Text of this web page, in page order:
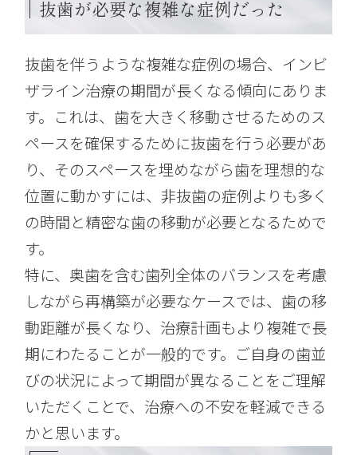
抜歯が必要な複雑な症例だった
抜歯を伴うような複雑な症例の場合、インビ
ザライン治療の期間が長くなる傾向にありま
す。これは、歯を大きく移動させるためのス
ペースを確保するために抜歯を行う必要があ
り、そのスペースを埋めながら歯を理想的な
位置に動かすには、非抜歯の症例よりも多く
の時間と精密な歯の移動が必要となるためで
す。
特に、奥歯を含む歯列全体のバランスを考慮
しながら再構築が必要なケースでは、歯の移
動距離が長くなり、治療計画もより複雑で長
期にわたることが一般的です。ご自身の歯並
びの状況によって期間が異なることをご理解
いただくことで、治療への不安を軽減できる
かと思います。